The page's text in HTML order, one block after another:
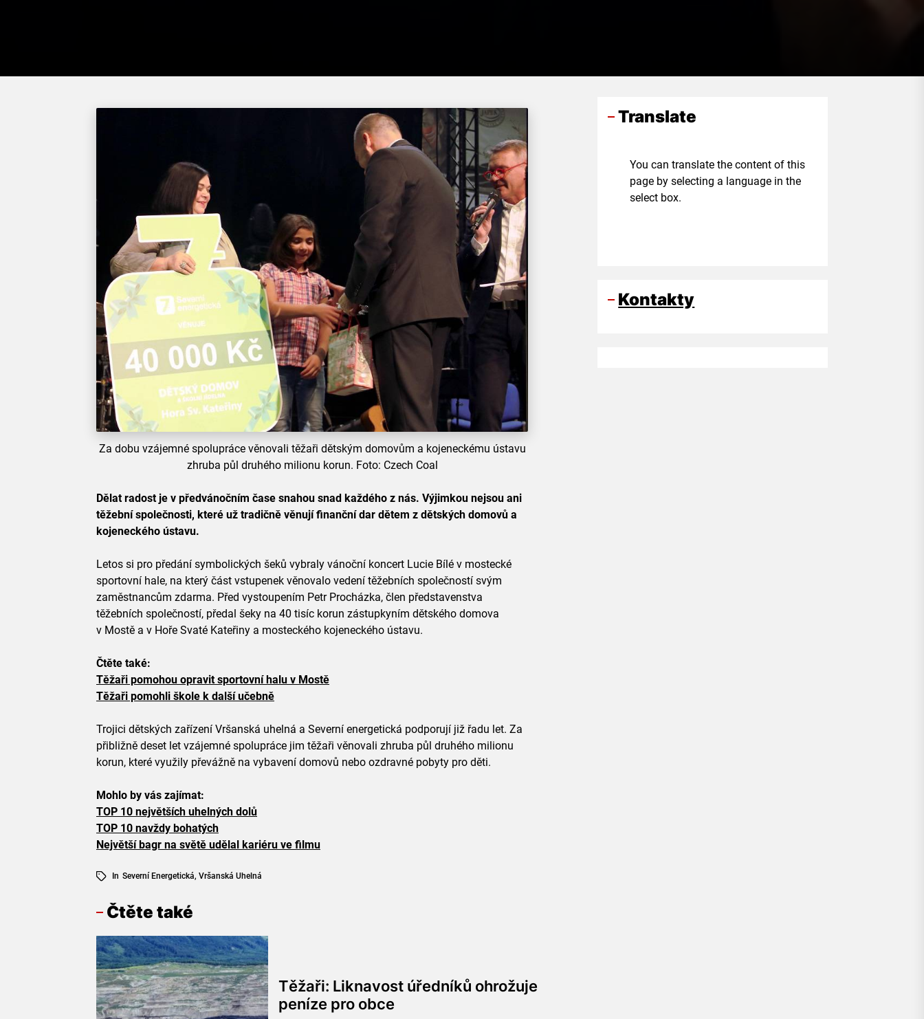
Za dobu vzájemné spolupráce věnovali těžaři dětským domovům a kojeneckému ústavu
zhruba půl druhého milionu korun. Foto: Czech Coal
Dělat radost je v předvánočním čase snahou snad každého z nás. Výjimkou nejsou ani
těžební společnosti, které už tradičně věnují finanční dar dětem z dětských domovů a
kojeneckého ústavu.
Letos si pro předání symbolických šeků vybraly vánoční koncert Lucie Bílé v mostecké
sportovní hale, na který část vstupenek věnovalo vedení těžebních společností svým
zaměstnancům zdarma. Před vystoupením Petr Procházka, člen představenstva
těžebních společností, předal šeky na 40 tisíc korun zástupkyním dětského domova
v Mostě a v Hoře Svaté Kateřiny a mosteckého kojeneckého ústavu.
Čtěte také:
Těžaři pomohou opravit sportovní halu v Mostě
Těžaři pomohli škole k další učebně
Trojici dětských zařízení Vršanská uhelná a Severní energetická podporují již řadu let. Za
přibližně deset let vzájemné spolupráce jim těžaři věnovali zhruba půl druhého milionu
korun, které využily převážně na vybavení domovů nebo ozdravné pobyty pro děti.
Mohlo by vás zajímat:
TOP 10 největších uhelných dolů
TOP 10 navždy bohatých
Největší bagr na světě udělal kariéru ve filmu
In Severní Energetická, Vršanská Uhelná
Čtěte také
Těžaři: Liknavost úředníků ohrožuje
peníze pro obce
Translate
You can translate the content of this
page by selecting a language in the
select box.
Kontakty